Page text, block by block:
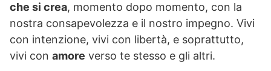
che si crea, momento dopo momento, con la
nostra consapevolezza e il nostro impegno. Vivi
con intenzione, vivi con libertà, e soprattutto,
vivi con amore verso te stesso e gli altri.